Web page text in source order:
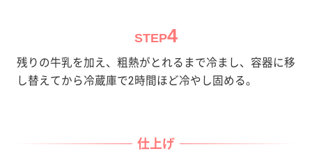
STEP4
残りの牛乳を加え、粗熱がとれるまで冷まし、容器に移
し替えてから冷蔵庫で2時間ほど冷やし固める。
仕上げ